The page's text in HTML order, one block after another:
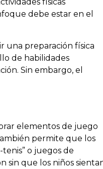
debe estar en el
una preparación física
de habilidades
Sin embargo, el
elementos de juego
permite que los
o juegos de
sin que los niños